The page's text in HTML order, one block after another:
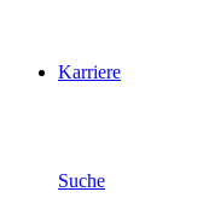
Karriere
Suche